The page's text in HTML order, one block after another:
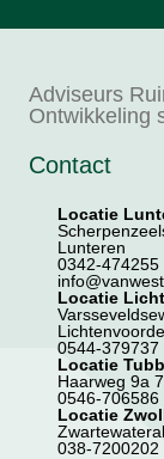
Adviseurs
Ontwikkeling
Contact
Locatie
Lunteren
0342-474255
Locatie
Lichtenvoorde
0544-379737
Locatie
Haarweg 9a
0546-706586
Locatie
038-7200202